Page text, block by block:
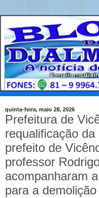
quinta-feira, maio 28, 2026
Prefeitura de
requalificação
prefeito de
professor
acompanharam
para a demolição